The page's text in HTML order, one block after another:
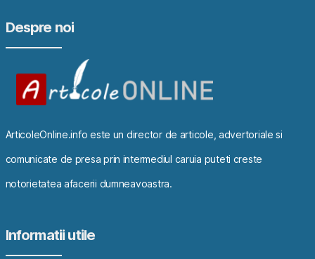
Despre noi
ArticoleOnline.info este un director de articole, advertoriale si
comunicate de presa prin intermediul caruia puteti creste
notorietatea afacerii dumneavoastra.
Informatii utile